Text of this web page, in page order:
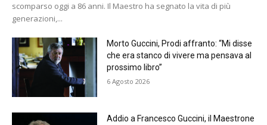
scomparso oggi a 86 anni. Il Maestro ha segnato la vita di più
generazioni,...
Morto Guccini, Prodi affranto: “Mi disse
che era stanco di vivere ma pensava al
prossimo libro”
6 Agosto 2026
Addio a Francesco Guccini, il Maestrone